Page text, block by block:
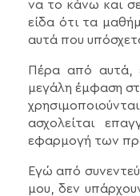
να το κάνω και
είδα ότι τα
αυτά που
Πέρα από αυτά,
μεγάλη έμφαση
ασχολείται
εφαρμογή των
Εγώ από
μου, δεν